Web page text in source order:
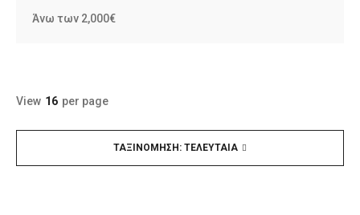
Άνω των 2,000€
ΤΑΞΙΝΌΜΗΣΗ: ΤΕΛΕΥΤΑΊΑ
View 16 per page